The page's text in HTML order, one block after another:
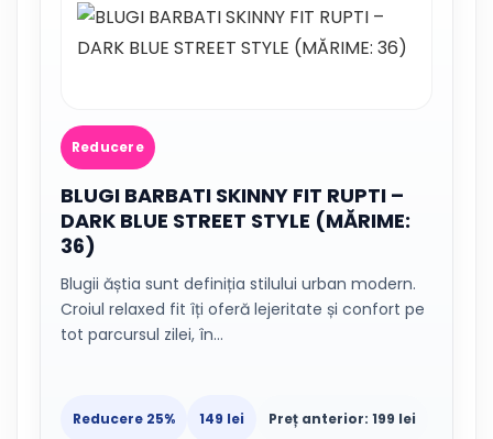
Reducere
BLUGI BARBATI SKINNY FIT RUPTI –
DARK BLUE STREET STYLE (MĂRIME:
36)
Blugii ăștia sunt definiția stilului urban modern.
Croiul relaxed fit îți oferă lejeritate și confort pe
tot parcursul zilei, în…
Reducere 25% 149 lei Preț anterior: 199 lei